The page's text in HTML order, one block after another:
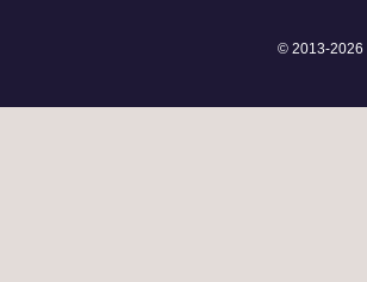
© 2013-2026